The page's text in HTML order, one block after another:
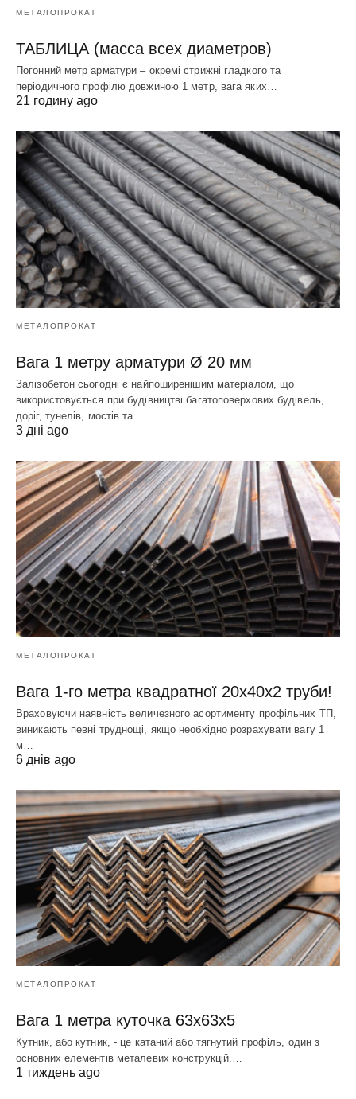
МЕТАЛОПРОКАТ
ТАБЛИЦА (масса всех диаметров)
Погонний метр арматури – окремі стрижні гладкого та
періодичного профілю довжиною 1 метр, вага яких…
21 годину ago
МЕТАЛОПРОКАТ
Вага 1 метру арматури Ø 20 мм
Залізобетон сьогодні є найпоширенішим матеріалом, що
використовується при будівництві багатоповерхових будівель,
доріг, тунелів, мостів та…
3 дні ago
МЕТАЛОПРОКАТ
Вага 1-го метра квадратної 20х40х2 труби!
Враховуючи наявність величезного асортименту профільних ТП,
виникають певні труднощі, якщо необхідно розрахувати вагу 1
м…
6 днів ago
МЕТАЛОПРОКАТ
Вага 1 метра куточка 63х63х5
Кутник, або кутник, - це катаний або тягнутий профіль, один з
основних елементів металевих конструкцій.…
1 тиждень ago